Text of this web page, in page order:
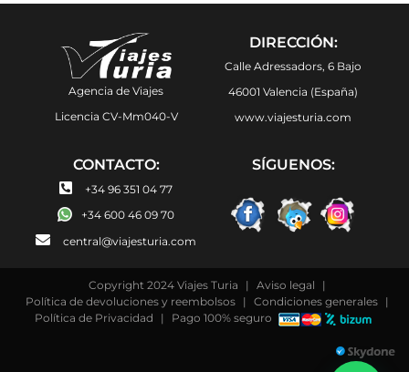
Agencia de Viajes
Licencia CV-Mm040-V
DIRECCIÓN:
Calle Adressadors, 6 Bajo
46001 Valencia (España)
www.viajesturia.com
CONTACTO:
+34 96 351 04 77
+34 600 46 09 70
central@viajesturia.com
SÍGUENOS:
Copyright 2024 Viajes Turia | Aviso legal
|
Política de devoluciones y reembolsos
| Condiciones generales
|
Política de Privacidad
| Pago 100% seguro